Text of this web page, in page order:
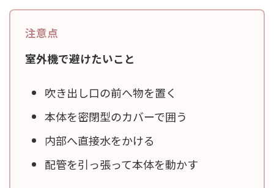
室外機で避けたいこと
吹き出し口の前へ物を置く
本体を密閉型のカバーで囲う
内部へ直接水をかける
配管を引っ張って本体を動かす